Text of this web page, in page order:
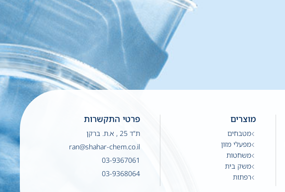
מוצרים
מטבחים
מפעלי מזון
משחטות
משק בית
רפתות
פרטי התקשרות
ת"ד 25 , א.ת. ברקן
ran@shahar-chem.co.il
03-9367061
03-9368064